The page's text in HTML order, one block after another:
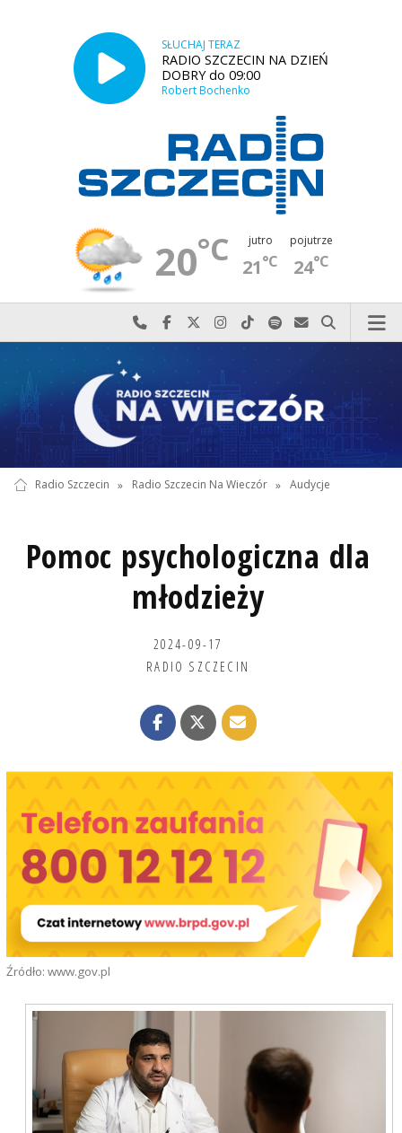
SŁUCHAJ TERAZ
RADIO SZCZECIN NA DZIEŃ
DOBRY do 09:00
Robert Bochenko
20°C jutro
21°C
pojutrze
24°C
Najlepiej po prostu do nas zadzwoń
Odwiedź nas na Facebook-u
Odwiedź nas na X
Odwiedź nas na Instagram-ie
Odwiedź nas na TikTok-u
Szukaj nas na Spotify
Wyślij do nas
Szukaj
Radio Szczecin » Radio Szczecin Na Wieczór » Audycje
Pomoc psychologiczna dla
młodzieży
2024-09-17
RADIO SZCZECIN
Źródło: www.gov.pl